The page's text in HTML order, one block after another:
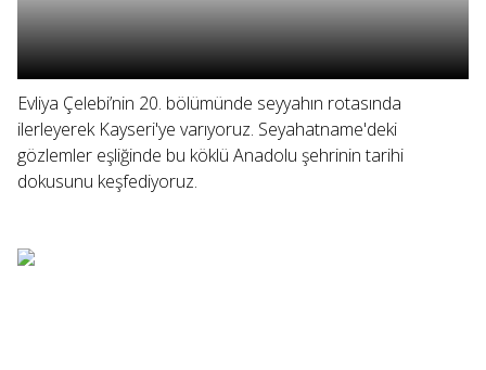
Evliya Çelebi’nin 20. bölümünde seyyahın rotasında
ilerleyerek Kayseri'ye varıyoruz. Seyahatname'deki
gözlemler eşliğinde bu köklü Anadolu şehrinin tarihi
dokusunu keşfediyoruz.